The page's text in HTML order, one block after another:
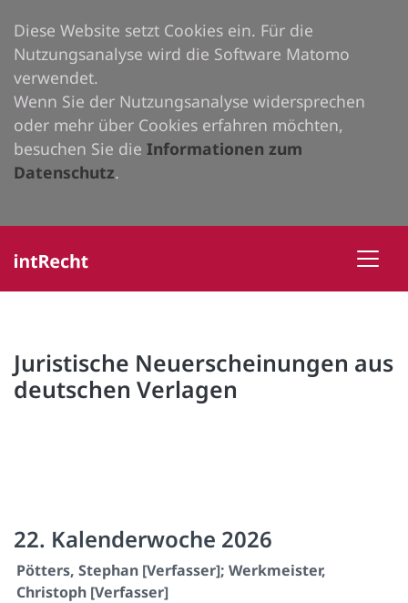
Diese Website setzt Cookies ein. Für die
Nutzungsanalyse wird die Software Matomo
verwendet.
Wenn Sie der Nutzungsanalyse widersprechen
oder mehr über Cookies erfahren möchten,
besuchen Sie die Informationen zum
Datenschutz.
Juristische Neuerscheinungen aus
deutschen Verlagen
22. Kalenderwoche 2026
Pötters, Stephan [Verfasser]; Werkmeister,
Christoph [Verfasser]